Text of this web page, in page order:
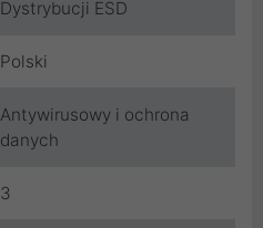
Dystrybucji ESD
Polski
Antywirusowy i ochrona
danych
3